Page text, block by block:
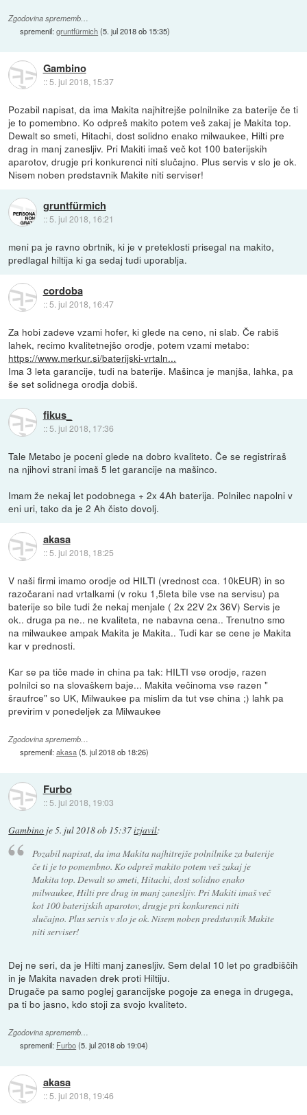
Zgodovina sprememb…
spremenil:gruntfürmich(5. jul 2018 ob 15:35)
Gambino
::5. jul 2018, 15:37
Pozabil napisat, da ima Makita najhitrejše polnilnike za baterije če ti
je to pomembno. Ko odpreš makito potem veš zakaj je Makita top.
Dewalt so smeti, Hitachi, dost solidno enako milwaukee, Hilti pre
drag in manj zanesljiv. Pri Makiti imaš več kot 100 baterijskih
aparotov, drugje pri konkurenci niti slučajno. Plus servis v slo je ok.
Nisem noben predstavnik Makite niti serviser!
gruntfürmich
:: 5. jul 2018, 16:21
meni pa je ravno obrtnik, ki je v preteklosti prisegal na makito,
predlagal hiltija ki ga sedaj tudi uporablja.
cordoba
::5. jul 2018, 16:47
Za hobi zadeve vzami hofer, ki glede na ceno, ni slab. Če rabiš
lahek, recimo kvalitetnejšo orodje, potem vzami metabo:
https://www.merkur.si/baterijski-vrtaln...
Ima 3 leta garancije, tudi na baterije. Mašinca je manjša, lahka, pa
še set solidnega orodja dobiš.
fikus_
:: 5. jul 2018, 17:36
Tale Metabo je poceni glede na dobro kvaliteto. Če se registriraš
na njihovi strani imaš 5 let garancije na mašinco.
Imam že nekaj let podobnega + 2x 4Ah baterija. Polnilec napolni v
eni uri, tako da je 2 Ah čisto dovolj.
akasa
::5. jul 2018, 18:25
V naši firmi imamo orodje od HILTI (vrednost cca. 10kEUR) in so
razočarani nad vrtalkami (v roku 1,5leta bile vse na servisu) pa
baterije so bile tudi že nekaj menjale ( 2x 22V 2x 36V) Servis je
ok.. druga pa ne.. ne kvaliteta, ne nabavna cena.. Trenutno smo
na milwaukee ampak Makita je Makita.. Tudi kar se cene je Makita
kar v prednosti.
Kar se pa tiče made in china pa tak: HILTI vse orodje, razen
polnilci so na slovaškem baje... Makita večinoma vse razen "
šraufrce" so UK, Milwaukee pa mislim da tut vse china ;) lahk pa
previrim v ponedeljek za Milwaukee
Zgodovina sprememb…
spremenil:akasa(5. jul 2018 ob 18:26)
Furbo
:: 5. jul 2018, 19:03
Gambino je5. jul 2018 ob 15:37izjavil:
Pozabil napisat, da ima Makita najhitrejše polnilnike za baterije
če ti je to pomembno. Ko odpreš makito potem veš zakaj je
Makita top. Dewalt so smeti, Hitachi, dost solidno enako
milwaukee, Hilti pre drag in manj zanesljiv. Pri Makiti imaš več
kot 100 baterijskih aparotov, drugje pri konkurenci niti
slučajno. Plus servis v slo je ok. Nisem noben predstavnik Makite
niti serviser!
Dej ne seri, da je Hilti manj zanesljiv. Sem delal 10 let po gradbiščih
in je Makita navaden drek proti Hiltiju.
Drugače pa samo poglej garancijske pogoje za enega in drugega,
pa ti bo jasno, kdo stoji za svojo kvaliteto.
Zgodovina sprememb…
spremenil: Furbo(5. jul 2018 ob 19:04)
akasa
::5. jul 2018, 19:46